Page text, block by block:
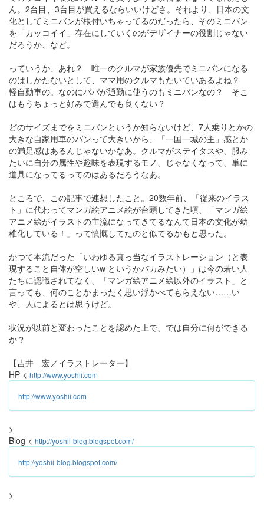
ん。2台目、3台目が買えるならいいけどさ。それより、日本の文
化としてミニバンが根付いちゃってるのだったら、そのミニバン
を「カッコイイ」存在にしていくのがデザイナーの役割じゃない
だろうか、など。
っていうか、あれ？ 唯一のクルマが家族優先でミニバンになる
のはしかたないとして、ママ用のクルマもたいていあるよね？
軽自動車の。なのにパパが通勤に使うのもミニバンなの？ そこ
はもうちょっと好みで選んでも良くない？
どのサイズまでをミニバンというか知らないけど、7人乗りとかの
大きな自家用車のバンって大きいから、「一国一城の主」感とか
の満足感はあるんじゃないかなあ。クルマがステイタスや、服み
たいに自分の属性や趣味を表現するモノ、じゃなくなって、単に
道具になってるってのはあるだろうなあ。
ところで、この記事で連想したこと。20数年前、「従来のイラス
ト」に代わってマンガ絵アニメ絵が台頭してきた頃、「マンガ絵
アニメ絵がイラストの主流になってきてるなんて日本の文化が幼
稚化している！」って憤慨してたのと似てるかもと思った。
かつて本流だった「いわゆる真っ当なイラストレーション（と表
現すること自体が空しいw というかバカみたい）」は今の若い人
たちに認識されてなく、「マンガ絵アニメ絵以外のイラスト」と
言っても、何のことかまったく思い浮かべてもらえない……い
や、人によるとは思うけど。
状況が以前と変わったことを認めた上で、では自分に何ができる
か？
【吉井 宏／イラストレーター】
HP < http://www.yoshii.com
http://www.yoshii.com
>
Blog < http://yoshii-blog.blogspot.com/
http://yoshii-blog.blogspot.com/
>